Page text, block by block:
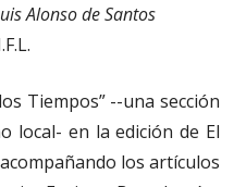
Alonso de Santos
Tiempos” --una sección
local- en la edición de El
los artículos